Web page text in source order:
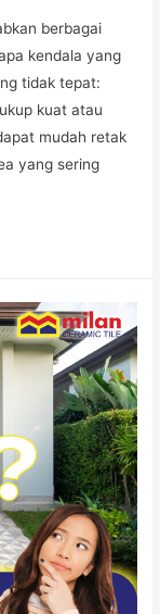
berbagai
kendala yang
tidak tepat:
kuat atau
mudah retak
yang sering